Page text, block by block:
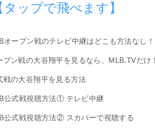
タップで飛べます】
オープン戦のテレビ中継はどこも方法なし！
プン戦の大谷翔平を見るなら、MLB.TVだけ！
戦の大谷翔平を見る方法
公式戦視聴方法① テレビ中継
公式戦視聴方法② スカパーで視聴する